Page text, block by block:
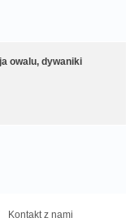
owalu, dywaniki
Kontakt z nami